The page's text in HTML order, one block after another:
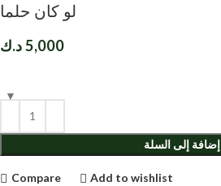
لو كان حلما
5,000د.ك
إضافة إلى السلة
Compare Add to wishlist